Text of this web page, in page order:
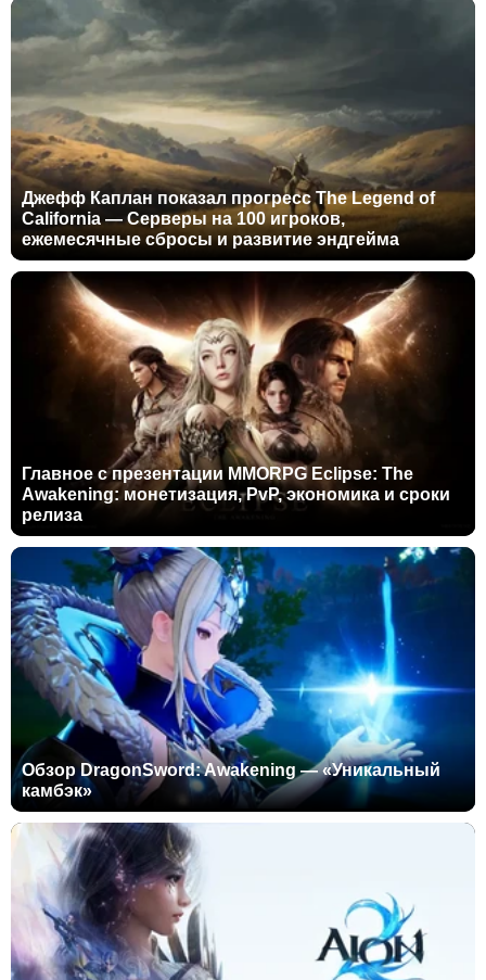
Джефф Каплан показал прогресс The Legend of
California — Серверы на 100 игроков,
ежемесячные сбросы и развитие эндгейма
Главное с презентации MMORPG Eclipse: The
Awakening: монетизация, PvP, экономика и сроки
релиза
Обзор DragonSword: Awakening — «Уникальный
камбэк»